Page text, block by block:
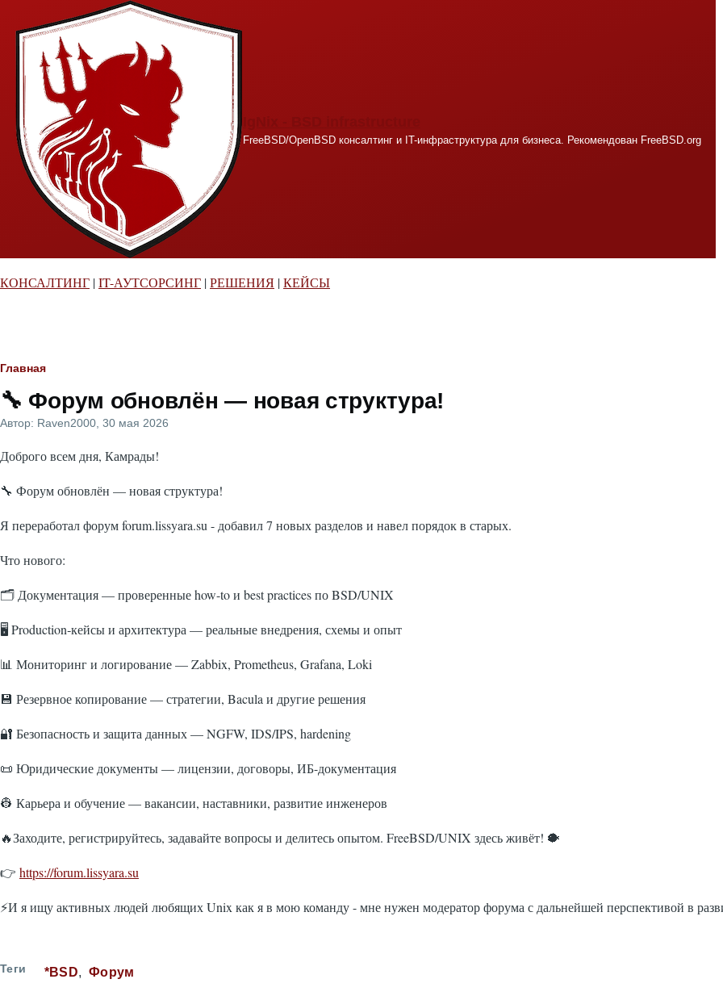
Перейти к основному содержанию
FreeBSD/OpenBSD консалтинг и IT-инфраструктура для бизнеса. Рекомендован FreeBSD.org
КОНСАЛТИНГ |IT-АУТСОРСИНГ |РЕШЕНИЯ |КЕЙСЫ
Строка
навигации
Главная
🔧 Форум обновлён — новая структура!
Автор: Raven2000 , 30 мая 2026
Доброго всем дня, Камрады!
🔧 Форум обновлён — новая структура!
Я переработал форум forum.lissyara.su - добавил 7 новых разделов и навел порядок в старых.
Что нового:
🗂 Документация — проверенные how-to и best practices по BSD/UNIX
🖥 Production‑кейсы и архитектура — реальные внедрения, схемы и опыт
📊 Мониторинг и логирование — Zabbix, Prometheus, Grafana, Loki
💾 Резервное копирование — стратегии, Bacula и другие решения
🔐 Безопасность и защита данных — NGFW, IDS/IPS, hardening
📜 Юридические документы — лицензии, договоры, ИБ-документация
👷 Карьера и обучение — вакансии, наставники, развитие инженеров
🔥Заходите, регистрируйтесь, задавайте вопросы и делитесь опытом. FreeBSD/UNIX здесь живёт! 🐡
👉 https://forum.lissyara.su
⚡️И я ищу активных людей любящих Unix как я в мою команду - мне нужен модератор форума с дальнейшей перспективой в
Теги *BSD Форум